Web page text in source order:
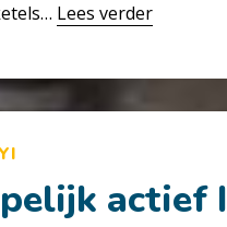
Lees verder
actief I